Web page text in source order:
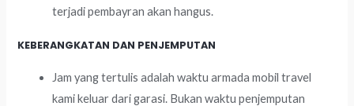
terjadi pembayran akan hangus.
KEBERANGKATAN DAN PENJEMPUTAN
Jam yang tertulis adalah waktu armada mobil travel
kami keluar dari garasi. Bukan waktu penjemputan